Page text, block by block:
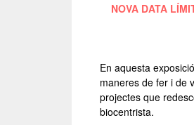
NOVA DATA
En aquesta
maneres de fer i de
projectes que
biocentrista.